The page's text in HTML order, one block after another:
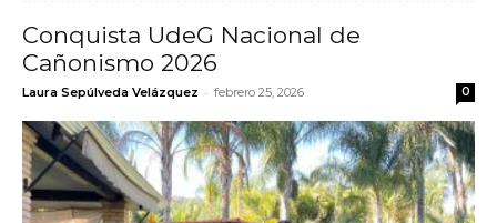
Conquista UdeG Nacional de
Cañonismo 2026
Laura Sepúlveda Velázquez - febrero 25, 2026 0